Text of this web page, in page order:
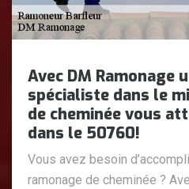
Avec DM Ramonage
spécialiste dans le
de cheminée vous
dans le 50760!
Vous avez besoin
ramonage de cheminée ?